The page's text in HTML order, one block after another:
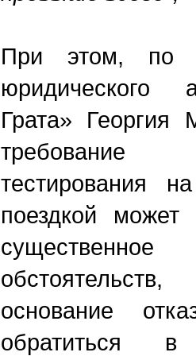
При этом, по
юридического
Грата» Георгия
требование
тестирования
поездкой может
основание
обратиться